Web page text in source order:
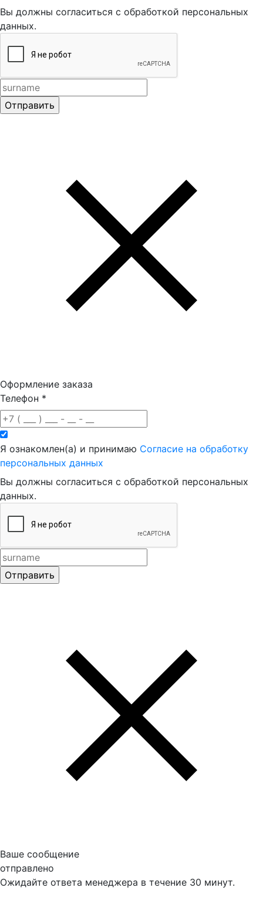
Вы должны согласиться с обработкой персональных
данных.
Оформление заказа
Телефон *
Я ознакомлен(а) и принимаю Согласие на обработку
персональных данных
Вы должны согласиться с обработкой персональных
данных.
Ваше сообщение
отправлено
Ожидайте ответа менеджера в течение 30 минут.